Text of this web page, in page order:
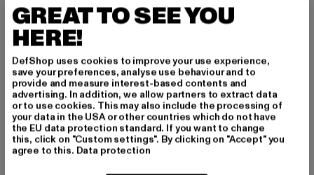
FLEXFIT
Retro
11,95 EUR
Derzeitiger Preis: 11,95 EUR
FLEXFIT
Wooly Combed
GREAT TO SEE YOU
HERE!
DefShop uses cookies to improve your use experience,
save your preferences, analyse use behaviour and to
provide and measure interest-based contents and
advertising. In addition, we allow partners to extract data
or to use cookies. This may also include the processing of
your data in the USA or other countries which do not have
the EU data protection standard. If you want to change
this, click on "Custom settings". By clicking on "Accept" you
agree to this. Data protection